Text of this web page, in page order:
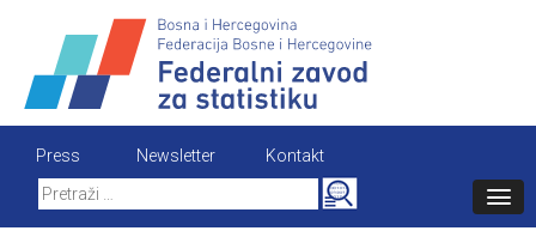
content
Press Newsletter
Kontakt
Search
for: